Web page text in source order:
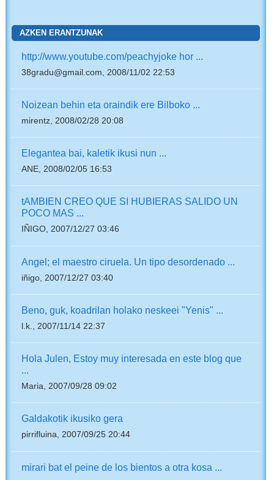
AZKEN ERANTZUNAK
http://www.youtube.com/peachyjoke hor ...
38gradu@gmail.com, 2008/11/02 22:53
Noizean behin eta oraindik ere Bilboko ...
mirentz, 2008/02/28 20:08
Elegantea bai, kaletik ikusi nun ...
ANE, 2008/02/05 16:53
tAMBIEN CREO QUE SI HUBIERAS SALIDO UN
POCO MAS ...
IÑIGO, 2007/12/27 03:46
Angel; el maestro ciruela. Un tipo desordenado ...
iñigo, 2007/12/27 03:40
Beno, guk, koadrilan holako neskeei "Yenis" ...
l.k., 2007/11/14 22:37
Hola Julen, Estoy muy interesada en este blog que
...
Maria, 2007/09/28 09:02
Galdakotik ikusiko gera
pirrifluina, 2007/09/25 20:44
mirari bat el peine de los bientos a otra kosa ...